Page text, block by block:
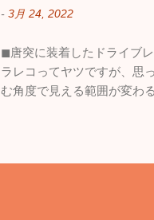
- 3月 24, 2022
◼︎唐突に装着したドライブ
ラレコってヤツですが、思
む角度で見える範囲が変わ